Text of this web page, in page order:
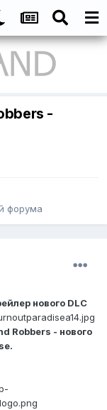
-
форума
нового DLC
Robbers - нового